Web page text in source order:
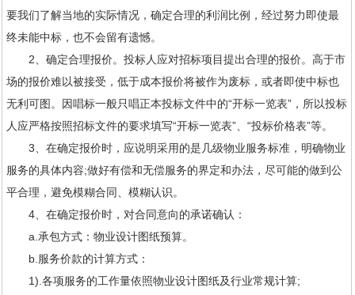
要我们了解当地的实际情况，确定合理的利润比例，经过努力即使最
终未能中标，也不会留有遗憾。
2、确定合理报价。投标人应对招标项目提出合理的报价。高于市
场的报价难以被接受，低于成本报价将被作为废标，或者即使中标也
无利可图。因唱标一般只唱正本投标文件中的“开标一览表”，所以投标
人应严格按照招标文件的要求填写“开标一览表”、“投标价格表”等。
3、在确定报价时，应说明采用的是几级物业服务标准，明确物业
服务的具体内容;做好有偿和无偿服务的界定和办法，尽可能的做到公
平合理，避免模糊合同、模糊认识。
4、在确定报价时，对合同意向的承诺确认：
a.承包方式：物业设计图纸预算。
b.服务价款的计算方式：
1).各项服务的工作量依照物业设计图纸及行业常规计算;